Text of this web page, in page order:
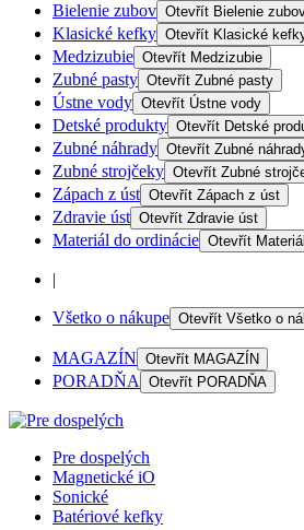
Bielenie zubov Otevřít Bielenie
Klasické kefky Otevřít Klasické
Medzizubie Otevřít Medzizubie
Zubné pasty Otevřít Zubné pasty
Ústne vody Otevřít Ústne vody
Detské produkty Otevřít Detské
Zubné náhrady Otevřít Zubné
Zubné strojčeky Otevřít Zubné
Zápach z úst Otevřít Zápach z úst
Zdravie úst Otevřít Zdravie úst
Materiál do ordinácie Otevřít
|
Všetko o nákupe Otevřít Všetko o
MAGAZÍN Otevřít MAGAZÍN
PORADŇA Otevřít PORADŇA
Pre dospelých
Magnetické iO
Sonické
Batériové kefky